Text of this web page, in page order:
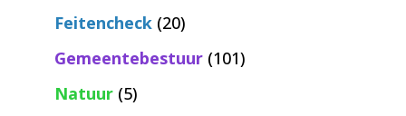
Feitencheck(20)
Gemeentebestuur(101)
Natuur(5)